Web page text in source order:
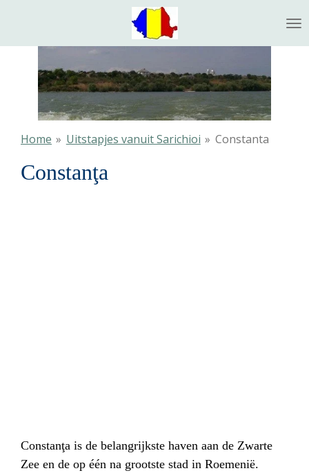
naar
hoofdinhoud
Home » Uitstapjes vanuit Sarichioi » Constanta
Constanţa
Constanţa is de belangrijkste haven aan de Zwarte
Zee en de op één na grootste stad in Roemenië.